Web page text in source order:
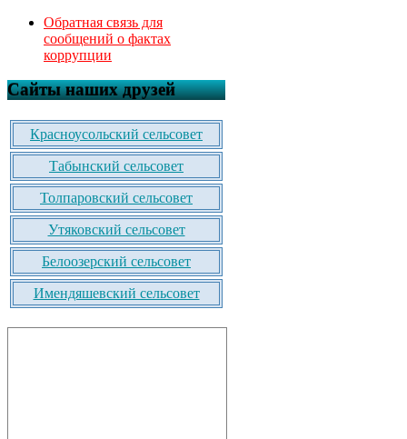
Обратная связь для
сообщений о фактах
коррупции
Сайты наших друзей
Красноусольский сельсовет
Табынский сельсовет
Толпаровский сельсовет
Утяковский сельсовет
Белоозерский сельсовет
Имендяшевский сельсовет